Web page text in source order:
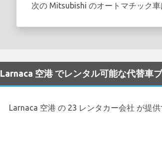
次の Mitsubishi のオートマチック
Larnaca 空港 でレンタル可能な代替車
Larnaca 空港 の 23 レンタカー会社 が提